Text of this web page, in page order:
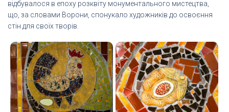
відбувалося в епоху розквіту монументального мистецтва,
що, за словами Ворони, спонукало художників до освоєння
стін для своїх творів.